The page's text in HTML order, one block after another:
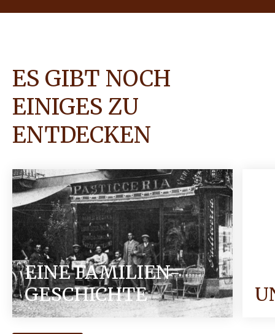
ES GIBT NOCH
EINIGES ZU
ENTDECKEN
EINE FAMILIEN-
GESCHICHTE